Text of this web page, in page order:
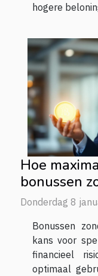
hogere
Hoe
bonussen
Donderdag 8
Bonussen
kans voor
financieel
optimaal